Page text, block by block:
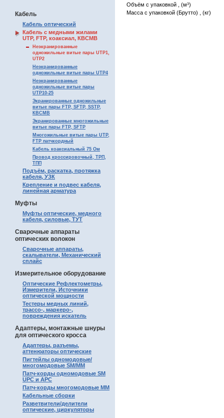
Кабель
Кабель оптический
Кабель с медными жилами
UTP, FTP, коаксиал, КВСМВ
Неэкранированные
одножильные витые пары UTP1,
UTP2
Неэкранированные
одножильные витые пары UTP4
Неэкранированные
одножильные витые пары
UTP10-25
Экранированные одножильные
витые пары FTP, SFTP, SSTP,
КВСМВ
Экранированные многожильные
витые пары FTP, SFTP
Многожильные витые пары UTP,
FTP патчкордный
Кабель коаксиальный 75 Ом
Провод кроссировочный, ТРП,
ТПП
Подъём, раскатка, протяжка
кабеля, УЗК
Крепление и подвес кабеля,
линейная арматура
Муфты
Муфты оптические, медного
кабеля, силовые, ТУТ
Сварочные аппараты
оптических волокон
Сварочные аппараты,
скалыватели, Механический
сплайс
Измерительное оборудование
Оптические Рефлектометры,
Измерители, Источники
оптической мощности
Тестеры медных линий,
трассо-, маркеро-,
повреждения искатель
Адаптеры, монтажные шнуры
для оптического кросса
Адаптеры, разъемы,
аттенюаторы оптические
Пигтейлы одномодовые/
многомодовые SM/MM
Патч-корды одномодовые SM
UPC и APC
Патч-корды многомодовые MM
Кабельные сборки
Разветвители/делители
оптические, циркуляторы
Объём с упаковкой , (м³)
Масса с упаковкой (Брутто) , (кг)